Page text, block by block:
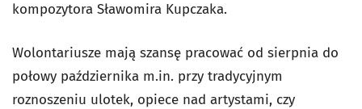
kompozytora Sławomira Kupczaka.
Wolontariusze mają szansę pracować od sierpnia do
połowy października m.in. przy tradycyjnym
roznoszeniu ulotek, opiece nad artystami, czy